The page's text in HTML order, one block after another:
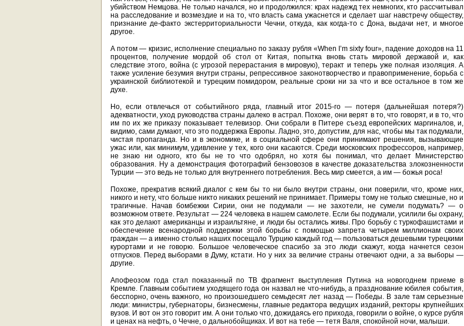
убийством Немцова. Не только начался, но и продолжился: крах надежд тех немногих, кто рассчитывал
на расследование и возмездие и на то, что власть сама ужаснется и сделает шаг навстречу обществу,
признание де-факто экстерриториальности Чечни, откуда, как когда-то с Дона, выдачи нет, и многое
другое.
А потом — кризис, исполнение специально по заказу рубля «When I’m sixty four», падение доходов на 11
процентов, получение мордой об стол от Китая, попытка вновь стать мировой державой и, как
следствие этого, война (с угрозой перерастания в мировую), теракт и теперь уже полная изоляция. А
также усиление безумия внутри страны, репрессивное законотворчество и правоприменение, борьба с
украинской библиотекой и турецким помидором, реальные сроки ни за что и все остальное в том же
духе.
Но, если отвлечься от событийного ряда, главный итог 2015-го — потеря (дальнейшая потеря?)
адекватности, уход руководства страны далеко в астрал. Похоже, они верят в то, что говорят, и в то, что
им по их же приказу показывает телевизор. Они собрали в Питере съезд европейских маргиналов, и,
видимо, сами думают, что это поддержка Европы. Ладно, это, допустим, для нас, чтобы мы так подумали,
чистая пропаганда. Но и в экономике, и в социальной сфере они принимают решения, вызывающие
ужас или, как минимум, удивление у тех, кого они касаются. Среди московских профессоров, например,
не знаю ни одного, кто бы не то что одобрял, но хотя бы понимал, что делает Министерство
образования. Ну а демонстрация фотографий бензовозов в качестве доказательства злокозненности
Турции — это ведь не только для внутреннего потребления. Весь мир смеется, а им — божья роса!
Похоже, прекратив всякий диалог с кем бы то ни было внутри страны, они поверили, что, кроме них,
никого и нету, что больше никто никаких решений не принимает. Примеры тому не только смешные, но и
трагичные. Начав бомбежки Сирии, они не подумали — не захотели, не сумели подумать? — о
возможном ответе. Результат — 224 человека в нашем самолете. Если бы подумали, усилили бы охрану,
как это делают американцы и израильтяне, и люди бы остались живы. Про борьбу с туркофашистами и
обеспечение всенародной поддержки этой борьбы с помощью запрета четырем миллионам своих
граждан — а именно столько наших посещало Турцию каждый год — пользоваться дешевыми турецкими
курортами и не говорю. Большое человеческое спасибо за это люди скажут, когда начнется сезон
отпусков. Перед выборами в Думу, кстати. Но у них за величие страны отвечают одни, а за выборы —
другие.
Апофеозом года стал показанный по ТВ фрагмент выступления Путина на новогоднем приеме в
Кремле. Главным событием уходящего года он назвал не что-нибудь, а празднование юбилея события,
бесспорно, очень важного, но произошедшего семьдесят лет назад — Победы. В зале там серьезные
люди: министры, губернаторы, бизнесмены, главные редактора ведущих изданий, ректоры крупнейших
вузов. И вот он это говорит им. А они только что, дожидаясь его прихода, говорили о войне, о курсе рубля
и ценах на нефть, о Чечне, о дальнобойщиках. И вот на тебе — тетя Валя, спокойной ночи, малыши.